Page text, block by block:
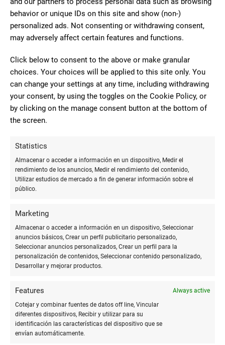
behavior or unique IDs on this site and show (non-)
personalized ads. Not consenting or withdrawing consent,
may adversely affect certain features and functions.
Click below to consent to the above or make granular
choices. Your choices will be applied to this site only. You
can change your settings at any time, including withdrawing
your consent, by using the toggles on the Cookie Policy, or
by clicking on the manage consent button at the bottom of
the screen.
Statistics
Almacenar o acceder a información en un dispositivo, Medir el
rendimiento de los anuncios, Medir el rendimiento del contenido,
Utilizar estudios de mercado a fin de generar información sobre el
público.
Marketing
Almacenar o acceder a información en un dispositivo, Seleccionar
anuncios básicos, Crear un perfil publicitario personalizado,
Seleccionar anuncios personalizados, Crear un perfil para la
personalización de contenidos, Seleccionar contenido personalizado,
Desarrollar y mejorar productos.
Features
Always active
Cotejar y combinar fuentes de datos off line, Vincular
diferentes dispositivos, Recibir y utilizar para su
identificación las características del dispositivo que se
envían automáticamente.
de páginas, bolsillos para guardar recortes y cierres elásticos
pueden hacer una gran diferencia en la funcionalidad del
cuaderno.
## Herramientas y técnicas de anotación
Tomar notas efectivas es un arte en sí mismo, que puede
mejorar significativamente la experiencia de lectura. Algunas
técnicas populares incluyen:
-Métodos de subrayado y color:
visualmente las notas y facilitar la revisión.
El sistema Cornell:Este método implica dividir las páginas
en secciones para notas, preguntas y resúmenes, fomentando
así una revisión y comprensión más profunda.
Anotaciones al margen:
directamente al lado de los textos pueden provocar un
diálogo más íntimo con el material.
Símbolos y abreviaturas personalizadas:
Desarrollar un
rápida y eficiente.
En conclusión, los cuadernos para notas de lectura son
compañeros insustituibles para exploradores de páginas y
mentes curiosas. La elección del cuaderno, junto con un